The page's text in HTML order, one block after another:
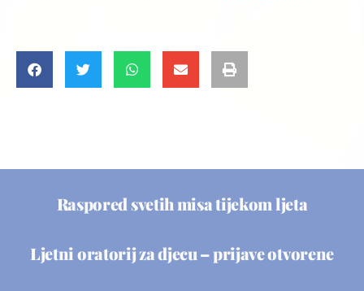
Raspored svetih misa tijekom ljeta
Ljetni oratorij za djecu – prijave otvorene